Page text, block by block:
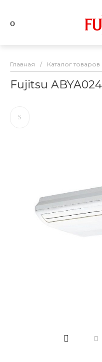
Главная / Каталог товаров
Fujitsu